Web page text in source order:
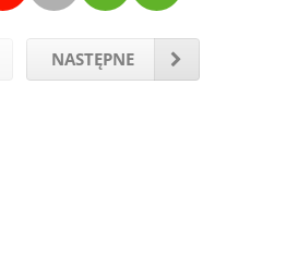
NASTĘPNE